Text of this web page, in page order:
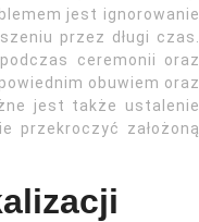
jest ignorowanie
przez długi czas.
ceremonii oraz
obuwiem oraz
jest także ustalenie
przekroczyć założoną